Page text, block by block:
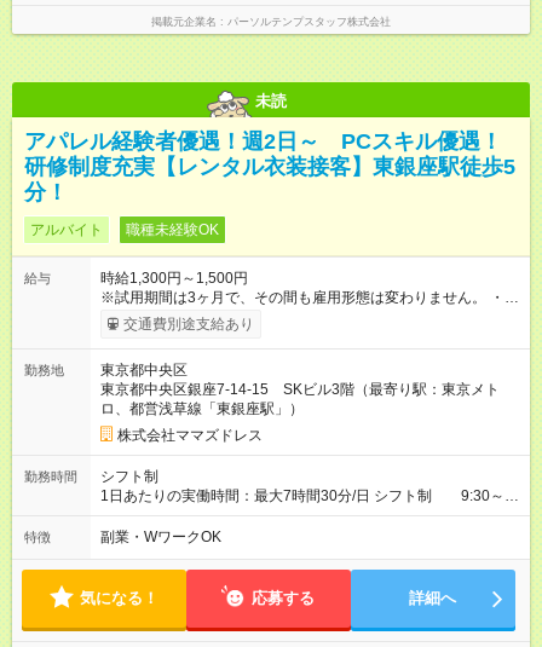
掲載元企業名 パーソルテンプスタッフ株式会社
未読
アパレル経験者優遇！週2日～ PCスキル優遇！
研修制度充実【レンタル衣装接客】東銀座駅徒歩5
分！
アルバイト 職種未経験OK
給与
時給1,300円～1,500円
※試用期間は3ヶ月で、その間も雇用形態は変わりません。 ・試
用期間後、面談の上正社員登用への道も開きます。 ・交通費支
給（上限15,000円/月） 【試用期間】試用期間あり 試用期間の長
す。 雇用形態：本採用時と同じです。 給与：時給 1,226円以上
試用期間後、1,300円～スタートとなります。 経験・スキル等、
考慮いたします。 試用期間中は、健康保険など、福利厚生の一
部が制限される可能性があります。
交通費別途支給あり
勤務地
東京都中央区
東京都中央区銀座7-14-15 SKビル3階（最寄り駅：東京メト
ロ、都営浅草線「東銀座駅」）
株式会社ママズドレス
勤務時間
シフト制
1日あたりの実働時間：最大7時間30分/日 シフト制 9:30～
18:00（休憩1時間）の間で考慮。 ・PCの基本操作は必須 ・週
２～3以上出勤可能な方優遇。 ・土日出勤可能な方優遇。 シフ
特徴 副業・WワークOK
気になる！ 応募する 詳細へ